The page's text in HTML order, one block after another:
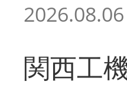
2026.08.06
関西工